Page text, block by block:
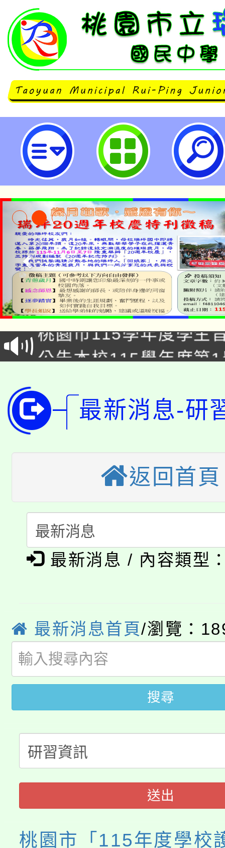
桃園市「115年度學校護理人員緊
程」-桃園市立瑞坪國民中學
「2026金融保險知識
車」活動
生本土語及新住民語歌
公告本校115學年度第
代理(課)教師甄選結果(
轉知中國文化大學推廣
《TA101》溝通分析基
程，歡迎學生輔導中心
心理、諮商輔導、社會
系所師生報名參加。
轉知苗栗縣政府辦理
縣市「校園短影音徵選
門員」簡章及活動海報
踴躍報名參加。
桃園市115學年度學生
「桃園市補助參觀特色
展演活動實施計畫」
115年度「教育部表揚
義教育推展貢獻獎」
「2026 ART TAIPEI臺
博覽會」之「藝術教育
「2026金融保險知識
代理(課)教師甄選結果(
公告本校115學年度第
代理(課)教師甄選結果(
轉知中國文化大學推廣
《TA101》溝通分析基
程，歡迎學生輔導中心
心理、諮商輔導、社會
系所師生報名參加。
轉知苗栗縣政府辦理
縣市「校園短影音徵選
門員」簡章及活動海報
踴躍報名參加。
桃園市115學年度學生
要點
「桃園市補助參觀特色
展演活動實施計畫」
115年度「教育部表揚
義教育推展貢獻獎」
「2026 ART TAIPEI臺
博覽會」之「藝術教育
最新消息-研
返回首頁
最新消息 / 內容類型
最新消息首頁/瀏覽：
搜尋
送出
桃園市「115年度學校